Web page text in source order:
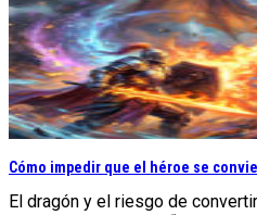
Cómo impedir que el héroe se
El dragón y el riesgo de